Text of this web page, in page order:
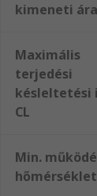
kimeneti
Maximális
terjedési
késleltetési
CL
Min.
hőmérséklet